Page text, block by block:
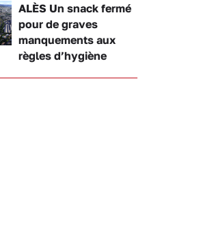
ALÈS Un snack fermé
pour de graves
manquements aux
règles d’hygiène